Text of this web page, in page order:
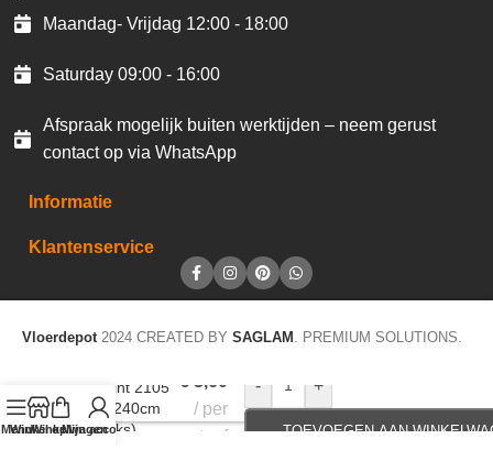
Maandag- Vrijdag 12:00 - 18:00
Saturday 09:00 - 16:00
Afspraak mogelijk buiten werktijden – neem gerust
contact op via WhatsApp
Informatie
Klantenservice
Vloerdepot 2024 CREATED BY SAGLAM . PREMIUM SOLUTIONS.
Menu
Winkel op
Winkelwagen
Mijn account
Plakplint 2105
5x24x240cm
(40stuks)
€ 3,60
per
staaf
- +
TOEVOEGEN AAN